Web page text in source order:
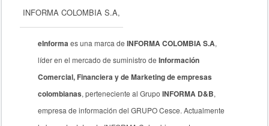
INFORMA COLOMBIA S.A,
eInformaes una marca deINFORMA COLOMBIA S.A,
líder en el mercado de suministro deInformación
Comercial, Financiera y de Marketing de empresas
colombianas, perteneciente al GrupoINFORMA D&B,
empresa de información del GRUPO Cesce. Actualmente